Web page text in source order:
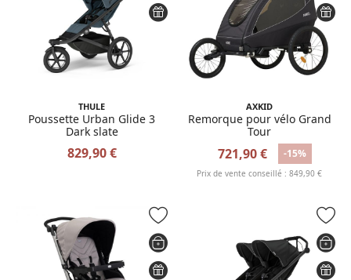
THULE
Poussette Urban Glide 3
Dark slate
829,90 €
AXKID
Remorque pour vélo Grand
Tour
721,90 € -15%
Prix de vente conseillé : 849,90 €